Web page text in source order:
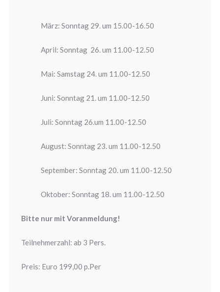
März: Sonntag 29. um 15.00-16.50
April: Sonntag 26. um 11.00-12.50
Mai: Samstag 24. um 11.00-12.50
Juni: Sonntag 21. um 11.00-12.50
Juli: Sonntag 26.um 11.00-12.50
August: Sonntag 23. um 11.00-12.50
September: Sonntag 20. um 11.00-12.50
Oktober: Sonntag 18. um 11.00-12.50
Bitte nur mit Voranmeldung!
Teilnehmerzahl: ab 3 Pers.
Preis: Euro 199,00 p.Per